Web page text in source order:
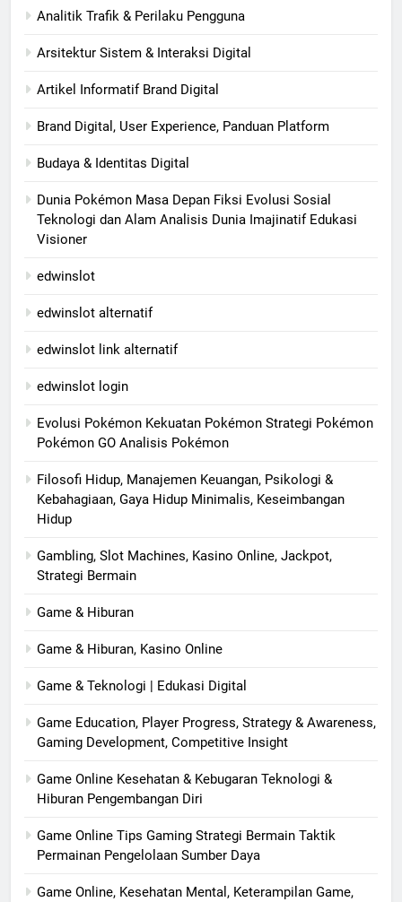
Analitik Trafik & Perilaku Pengguna
Arsitektur Sistem & Interaksi Digital
Artikel Informatif Brand Digital
Brand Digital, User Experience, Panduan Platform
Budaya & Identitas Digital
Dunia Pokémon Masa Depan Fiksi Evolusi Sosial
Teknologi dan Alam Analisis Dunia Imajinatif Edukasi
Visioner
edwinslot
edwinslot alternatif
edwinslot link alternatif
edwinslot login
Evolusi Pokémon Kekuatan Pokémon Strategi Pokémon
Pokémon GO Analisis Pokémon
Filosofi Hidup, Manajemen Keuangan, Psikologi &
Kebahagiaan, Gaya Hidup Minimalis, Keseimbangan
Hidup
Gambling, Slot Machines, Kasino Online, Jackpot,
Strategi Bermain
Game & Hiburan
Game & Hiburan, Kasino Online
Game & Teknologi | Edukasi Digital
Game Education, Player Progress, Strategy & Awareness,
Gaming Development, Competitive Insight
Game Online Kesehatan & Kebugaran Teknologi &
Hiburan Pengembangan Diri
Game Online Tips Gaming Strategi Bermain Taktik
Permainan Pengelolaan Sumber Daya
Game Online, Kesehatan Mental, Keterampilan Game,